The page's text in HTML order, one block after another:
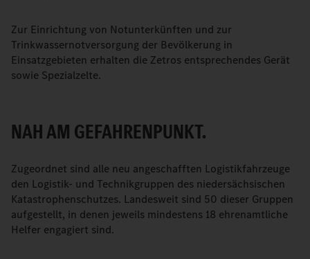
Zur Einrichtung von Notunterkünften und zur
Trinkwassernotversorgung der Bevölkerung in
Einsatzgebieten erhalten die Zetros entsprechendes Gerät
sowie Spezialzelte.
NAH AM GEFAHRENPUNKT.
Zugeordnet sind alle neu angeschafften Logistikfahrzeuge
den Logistik- und Technikgruppen des niedersächsischen
Katastrophenschutzes. Landesweit sind 50 dieser Gruppen
aufgestellt, in denen jeweils mindestens 18 ehrenamtliche
Helfer engagiert sind.